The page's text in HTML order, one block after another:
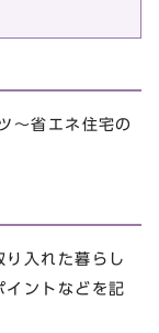
～省エネ住宅の
入れた暮らし
イントなどを記